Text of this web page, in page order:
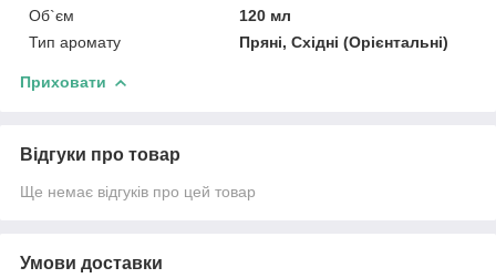
Об`єм
120 мл
Тип аромату
Пряні, Східні (Орієнтальні)
Приховати
Відгуки про товар
Ще немає відгуків про цей товар
Умови доставки